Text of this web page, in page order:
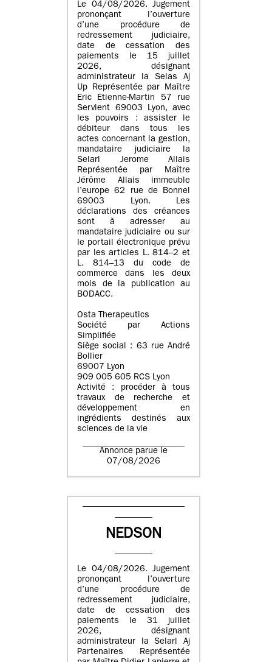
Le 04/08/2026. Jugement
prononçant l’ouverture
d’une procédure de
redressement judiciaire,
date de cessation des
paiements le 15 juillet
2026, désignant
administrateur la Selas Aj
Up Représentée par Maître
Eric Etienne-Martin 57 rue
Servient 69003 Lyon, avec
les pouvoirs : assister le
débiteur dans tous les
actes concernant la gestion,
mandataire judiciaire la
Selarl Jerome Allais
Représentée par Maître
Jérôme Allais immeuble
l’europe 62 rue de Bonnel
69003 Lyon. Les
déclarations des créances
sont à adresser au
mandataire judiciaire ou sur
le portail électronique prévu
par les articles L. 814–2 et
L. 814–13 du code de
commerce dans les deux
mois de la publication au
BODACC.
Osta Therapeutics
Société par Actions
Simplifiée
Siège social : 63 rue André
Bollier
69007 Lyon
909 005 605 RCS Lyon
Activité : procéder à tous
travaux de recherche et
développement en
ingrédients destinés aux
sciences de la vie
Annonce parue le
07/08/2026
NEDSON
Le 04/08/2026. Jugement
prononçant l’ouverture
d’une procédure de
redressement judiciaire,
date de cessation des
paiements le 31 juillet
2026, désignant
administrateur la Selarl Aj
Partenaires Représentée